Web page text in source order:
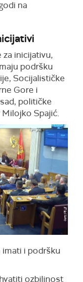
na
inicijativu,
podršku
Socijalističke
Gore i
političke
Spajić.
i podršku
ozbiljnost